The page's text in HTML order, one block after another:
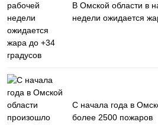
В Омской области в
недели ожидается
С начала года в
более 2500 пожаров